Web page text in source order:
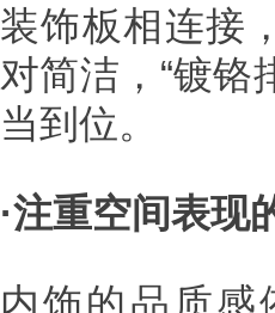
装饰板相连接
对简洁，“镀铬
当到位。
·注重空间表现
内饰的品质感